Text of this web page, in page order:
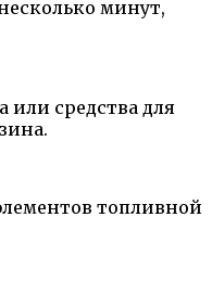
минут,
или средства для
топливной